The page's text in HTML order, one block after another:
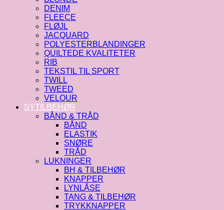
DENIM
FLEECE
FLØJL
JACQUARD
POLYESTERBLANDINGER
QUILTEDE KVALITETER
RIB
TEKSTIL TIL SPORT
TWILL
TWEED
VELOUR
SYTILBEHØR
BÅND & TRÅD
BÅND
ELASTIK
SNØRE
TRÅD
LUKNINGER
BH & TILBEHØR
KNAPPER
LYNLÅSE
TANG & TILBEHØR
TRYKKNAPPER